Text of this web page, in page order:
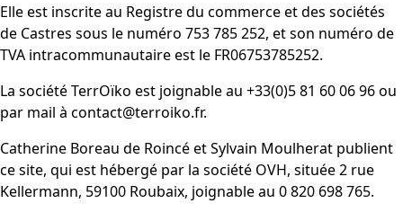
Elle est inscrite au Registre du commerce et des sociétés
de Castres sous le numéro 753 785 252, et son numéro de
TVA intracommunautaire est le FR06753785252.
La société TerrOïko est joignable au +33(0)5 81 60 06 96 ou
par mail à contact@terroiko.fr.
Catherine Boreau de Roincé et Sylvain Moulherat publient
ce site, qui est hébergé par la société OVH, située 2 rue
Kellermann, 59100 Roubaix, joignable au 0 820 698 765.